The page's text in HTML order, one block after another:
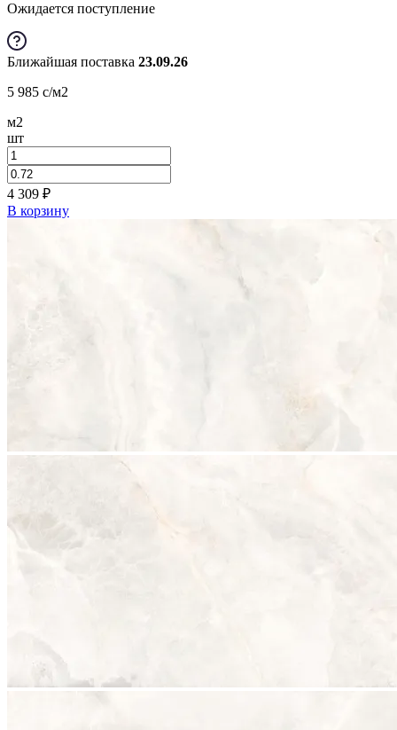
Ожидается поступление
Ближайшая поставка 23.09.26
5 985 c/м2
м2
шт
4 309 ₽
В корзину